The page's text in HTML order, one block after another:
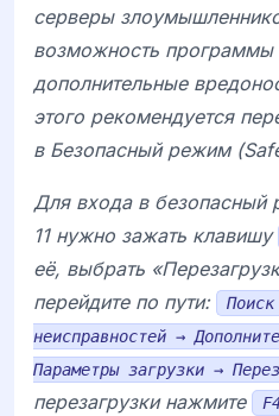
серверы
возможность программы
дополнительные
этого рекомендуется
в Безопасный режим
Для входа в безопасный
11 нужно зажать клавишу
её, выбрать
перейдите по пути:
неисправностей →
Параметры загрузки →
перезагрузки нажмите